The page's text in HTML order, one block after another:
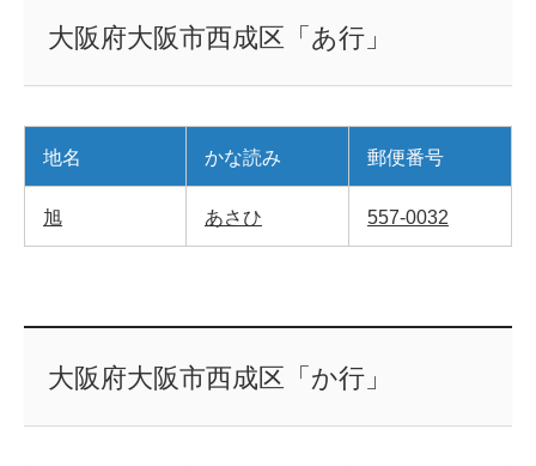
大阪府大阪市西成区「あ行」
地名 かな読み 郵便番号
旭 あさひ 557-0032
大阪府大阪市西成区「か行」